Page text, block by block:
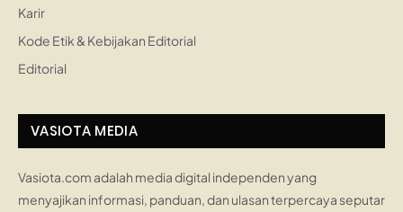
Karir
Kode Etik & Kebijakan Editorial
Editorial
VASIOTA MEDIA
Vasiota.com adalah media digital independen yang
menyajikan informasi, panduan, dan ulasan terpercaya seputar